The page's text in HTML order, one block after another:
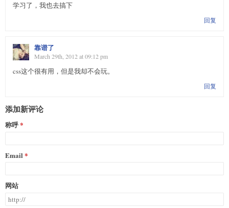
学习了，我也去搞下
回复
靠谱了
March 29th, 2012 at 09:12 pm
css这个很有用，但是我却不会玩。
回复
添加新评论
称呼
Email
网站